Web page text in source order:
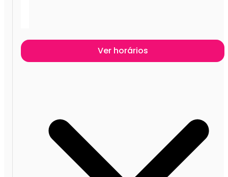
Ver horários